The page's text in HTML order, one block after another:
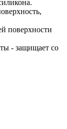
поверхности
- защищает со